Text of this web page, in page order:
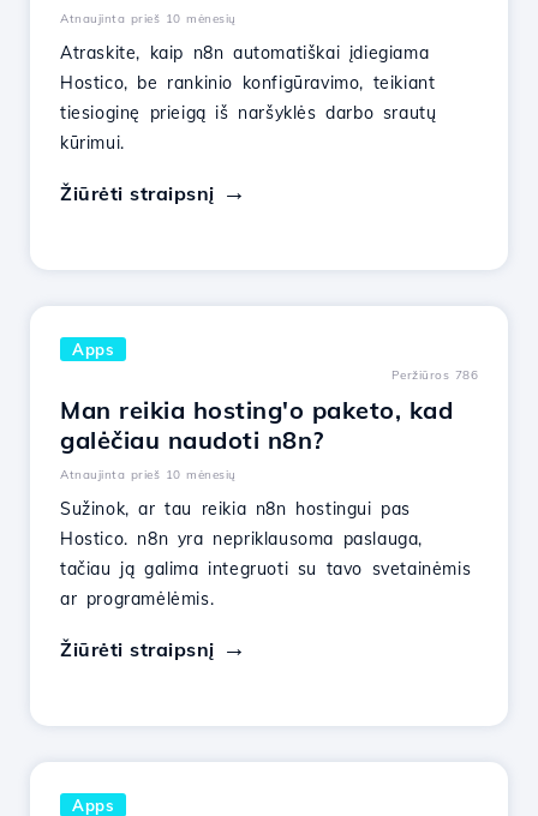
Atnaujinta prieš 10 mėnesių
Atraskite, kaip n8n automatiškai įdiegiama
Hostico, be rankinio konfigūravimo, teikiant
tiesioginę prieigą iš naršyklės darbo srautų
kūrimui.
Žiūrėti straipsnį
Apps
Peržiūros 786
Man reikia hosting'o paketo, kad
galėčiau naudoti n8n?
Atnaujinta prieš 10 mėnesių
Sužinok, ar tau reikia n8n hostingui pas
Hostico. n8n yra nepriklausoma paslauga,
tačiau ją galima integruoti su tavo svetainėmis
ar programėlėmis.
Žiūrėti straipsnį
Apps